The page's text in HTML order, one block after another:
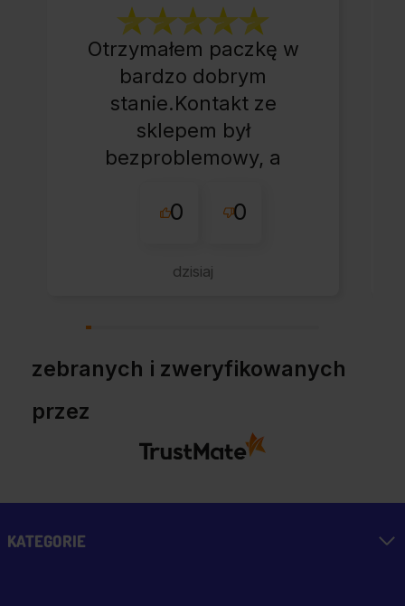
Otrzymałem paczkę w
bardzo dobrym
stanie.Kontakt ze
sklepem był
bezproblemowy, a
przebiegło sprawnie.
0 0
dzisiaj
zebranych i zweryfikowanych
przez
KATEGORIE